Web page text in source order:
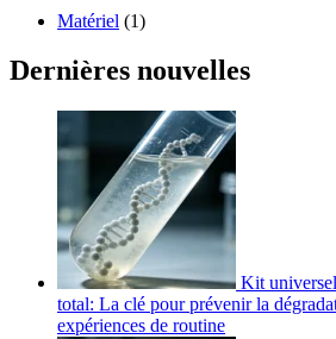
Matériel (1)
Dernières nouvelles
Kit
total: La clé pour prévenir la
expériences de routine